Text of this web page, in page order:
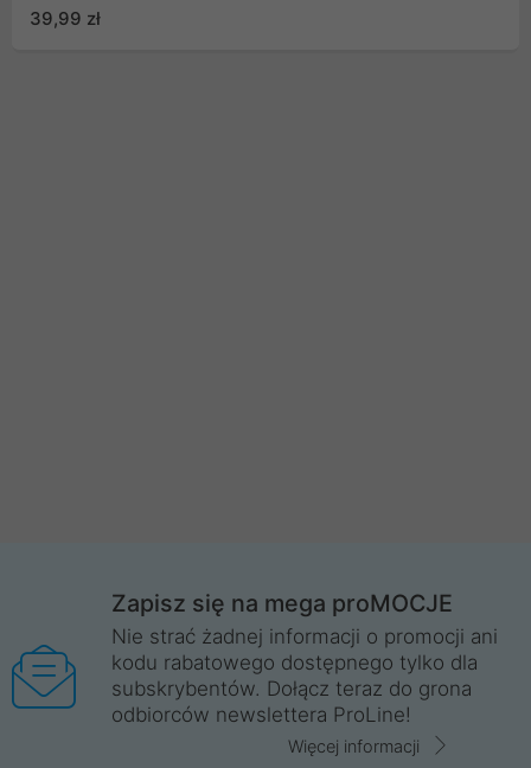
39,99 zł
Zapisz się na mega proMOCJE
Nie strać żadnej informacji o promocji ani
kodu rabatowego dostępnego tylko dla
subskrybentów. Dołącz teraz do grona
odbiorców newslettera ProLine!
Więcej informacji